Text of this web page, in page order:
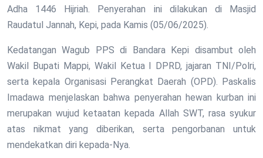
Adha 1446 Hijriah. Penyerahan ini dilakukan di Masjid
Raudatul Jannah, Kepi, pada Kamis (05/06/2025).
Kedatangan Wagub PPS di Bandara Kepi disambut oleh
Wakil Bupati Mappi, Wakil Ketua I DPRD, jajaran TNI/Polri,
serta kepala Organisasi Perangkat Daerah (OPD). Paskalis
Imadawa menjelaskan bahwa penyerahan hewan kurban ini
merupakan wujud ketaatan kepada Allah SWT, rasa syukur
atas nikmat yang diberikan, serta pengorbanan untuk
mendekatkan diri kepada-Nya.